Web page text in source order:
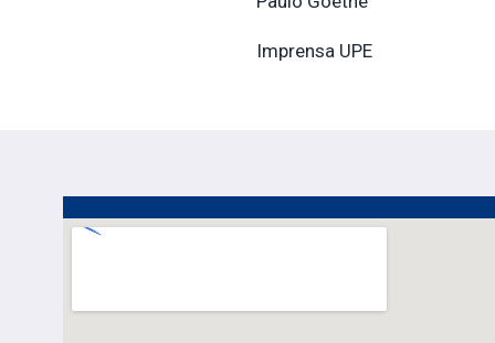
Imprensa UPE